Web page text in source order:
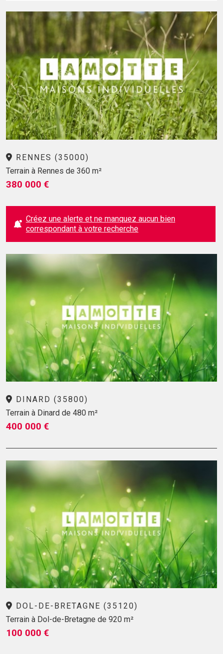
RENNES (35000)
Terrain à Rennes de 360 m²
380 000 €
Créez une alerte et ne manquez aucun bien
correspondant à votre recherche
DINARD (35800)
Terrain à Dinard de 480 m²
400 000 €
DOL-DE-BRETAGNE (35120)
Terrain à Dol-de-Bretagne de 920 m²
100 000 €